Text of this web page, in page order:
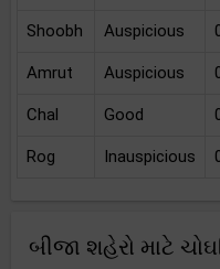
Shoobh Auspicious
Amrut Auspicious
Chal Good
Rog Inauspicious
બીજા શહેરો માટે